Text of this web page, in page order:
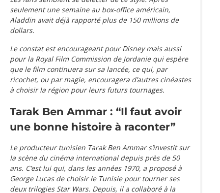
seulement une semaine au box-office américain,
Aladdin avait déjà rapporté plus de 150 millions de
dollars.
Le constat est encourageant pour Disney mais aussi
pour la Royal Film Commission de Jordanie qui espère
que le film continuera sur sa lancée, ce qui, par
ricochet, ou par magie, encouragera d’autres cinéastes
à choisir la région pour leurs futurs tournages.
Tarak Ben Ammar : “Il faut avoir
une bonne histoire à raconter”
Le producteur tunisien Tarak Ben Ammar s’investit sur
la scène du cinéma international depuis près de 50
ans. C’est lui qui, dans les années 1970, a proposé à
George Lucas de choisir le Tunisie pour tourner ses
deux trilogies Star Wars. Depuis, il a collaboré à la